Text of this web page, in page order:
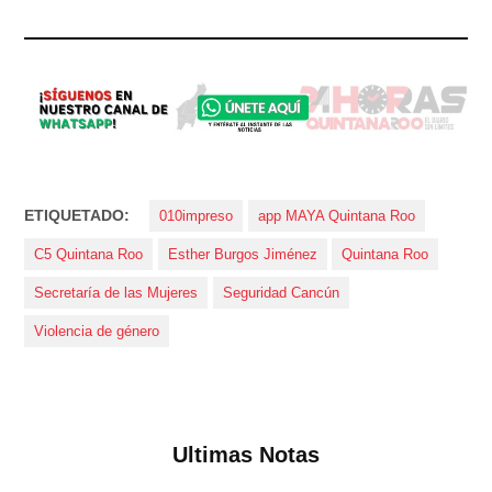
ETIQUETADO: 010impreso app MAYA Quintana Roo
C5 Quintana Roo Esther Burgos Jiménez Quintana Roo
Secretaría de las Mujeres Seguridad Cancún
Violencia de género
Ultimas Notas